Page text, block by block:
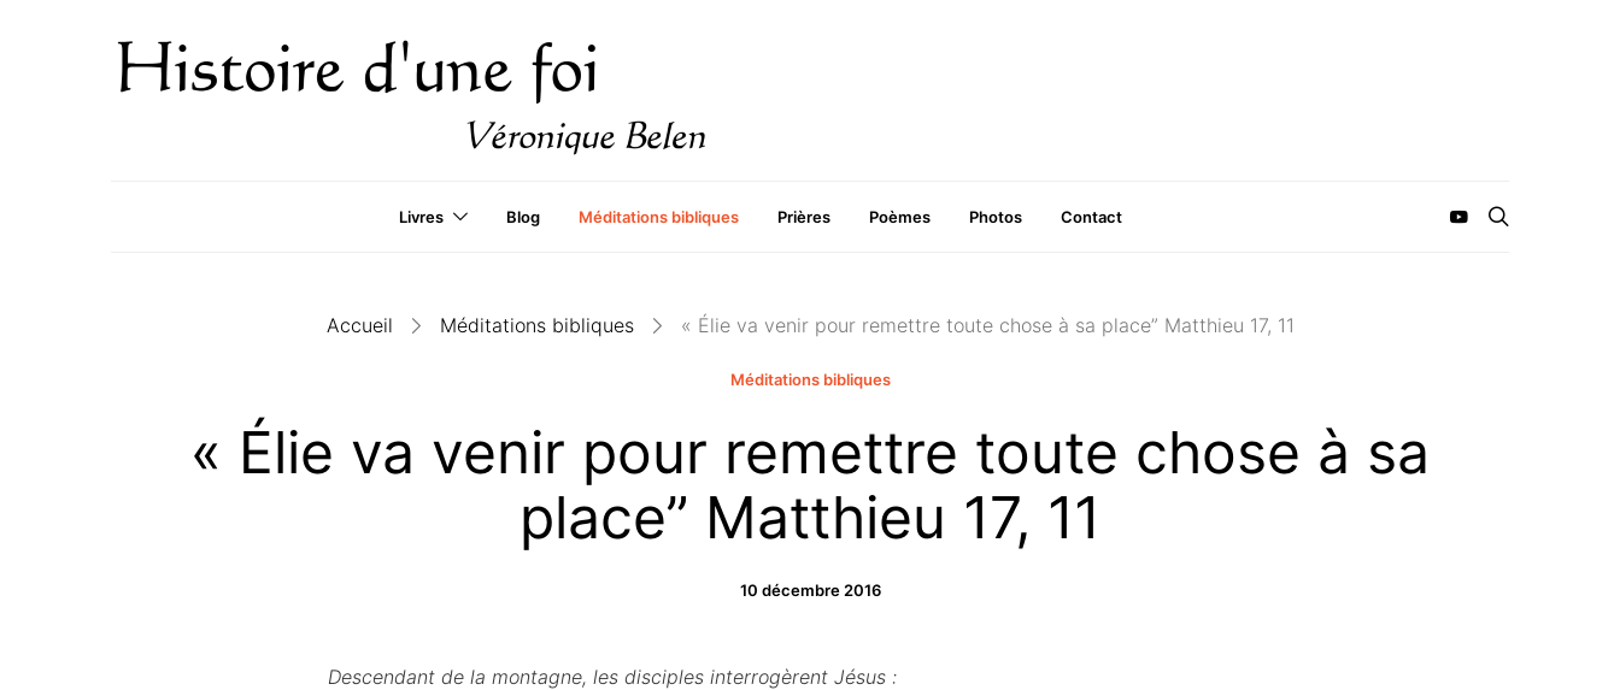
Livres Blog Méditations bibliques Prières Poèmes Photos Contact
Accueil Méditations bibliques « Élie va venir pour remettre toute chose à sa place” Matthieu 17, 11
Méditations bibliques
« Élie va venir pour remettre toute chose à sa
place” Matthieu 17, 11
10 décembre 2016
Descendant de la montagne, les disciples interrogèrent Jésus :